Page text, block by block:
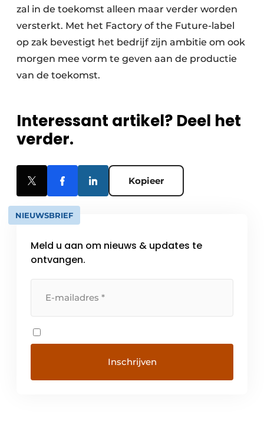
zal in de toekomst alleen maar verder worden
versterkt. Met het Factory of the Future-label
op zak bevestigt het bedrijf zijn ambitie om ook
morgen mee vorm te geven aan de productie
van de toekomst.
Interessant artikel? Deel het
verder.
Kopieer
NIEUWSBRIEF
Meld u aan om nieuws & updates te
ontvangen.